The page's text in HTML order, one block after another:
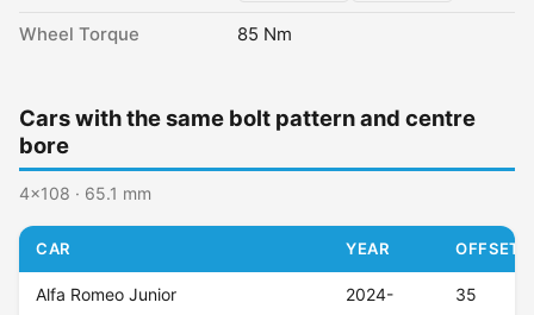
Wheel Torque 85 Nm
Cars with the same bolt pattern and centre
bore
4x108 · 65.1 mm
CAR YEAR OFFSET
Alfa Romeo Junior 2024- 35